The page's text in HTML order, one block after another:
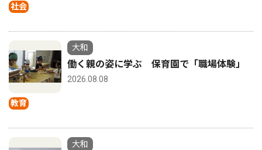
社会
教育
大和
働く親の姿に学ぶ 保育園で「職場体験」
2026.08.08
大和